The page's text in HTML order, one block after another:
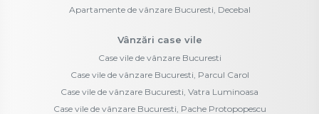
Apartamente de vânzare Bucuresti, Decebal
Vânzări case vile
Case vile de vânzare Bucuresti
Case vile de vânzare Bucuresti, Parcul Carol
Case vile de vânzare Bucuresti, Vatra Luminoasa
Case vile de vânzare Bucuresti, Pache Protopopescu